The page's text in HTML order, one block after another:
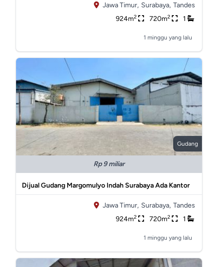
Jawa Timur, Surabaya, Tandes
924m2 720m2 1
1 minggu yang lalu
Gudang
Rp 9 miliar
Dijual Gudang Margomulyo Indah Surabaya Ada Kantor
Jawa Timur, Surabaya, Tandes
924m2 720m2 1
1 minggu yang lalu